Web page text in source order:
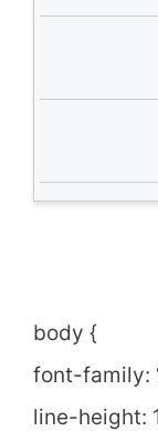
body {
font-family:
line-height: